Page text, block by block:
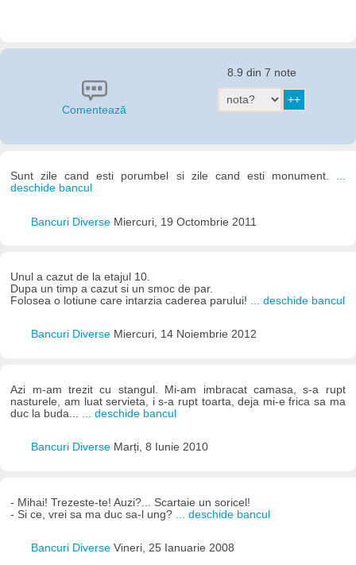
Comentează
8.9 din 7 note
Sunt zile cand esti porumbel si zile cand esti monument. ...
deschide bancul
Bancuri Diverse Miercuri, 19 Octombrie 2011
Unul a cazut de la etajul 10.
Dupa un timp a cazut si un smoc de par.
Folosea o lotiune care intarzia caderea parului! ... deschide bancul
Bancuri Diverse Miercuri, 14 Noiembrie 2012
Azi m-am trezit cu stangul. Mi-am imbracat camasa, s-a rupt
nasturele, am luat servieta, i s-a rupt toarta, deja mi-e frica sa ma
duc la buda...
... deschide bancul
Bancuri Diverse Marți, 8 Iunie 2010
- Mihai! Trezeste-te! Auzi?... Scartaie un soricel!
- Si ce, vrei sa ma duc sa-l ung?
... deschide bancul
Bancuri Diverse Vineri, 25 Ianuarie 2008